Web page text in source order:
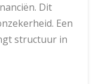
Dit
Een
structuur in